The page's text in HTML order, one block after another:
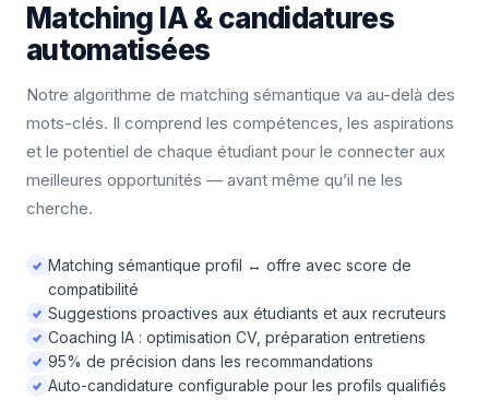
Matching IA & candidatures
automatisées
Notre algorithme de matching sémantique va au-delà des
mots-clés. Il comprend les compétences, les aspirations
et le potentiel de chaque étudiant pour le connecter aux
meilleures opportunités — avant même qu’il ne les
cherche.
Matching sémantique profil ↔ offre avec score de
compatibilité
Suggestions proactives aux étudiants et aux recruteurs
Coaching IA : optimisation CV, préparation entretiens
95% de précision dans les recommandations
Auto-candidature configurable pour les profils qualifiés